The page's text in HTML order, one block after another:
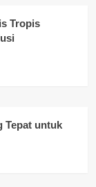
Tropis
Tepat untuk